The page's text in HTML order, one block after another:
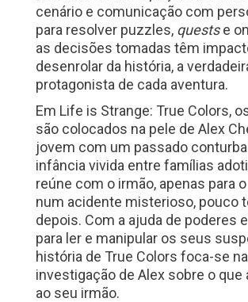
cenário e comunicação com
para resolver puzzles, questse
as decisões tomadas têm
desenrolar da história, a
protagonista de cada aventura.
Em Life is Strange: True Colors,
são colocados na pele de Alex
jovem com um passado
infância vivida entre famílias
reúne com o irmão, apenas para
num acidente misterioso, pouco
depois. Com a ajuda de poderes
para ler e manipular os seus
história de True Colors foca-se na
investigação de Alex sobre o que
ao seu irmão.